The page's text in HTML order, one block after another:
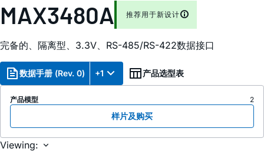
MAX3480A 推荐用于新设计
完备的、隔离型、3.3V、RS-485/RS-422数据接口
数据手册 (Rev. 0) +1 产品选型表
产品模型 2
样片及购买
Viewing: